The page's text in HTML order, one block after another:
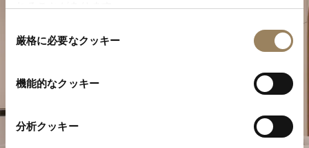
れることがあります。
厳格に必要なクッキー
機能的なクッキー
分析クッキー
特別なひとときを計画する
ブレゲの時計作品をぜひブティックでご覧ください。